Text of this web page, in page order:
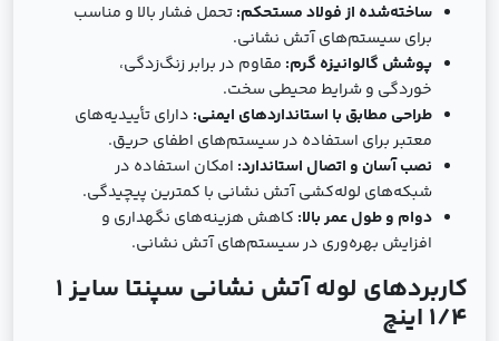
ساخته‌شده از فولاد مستحکم:تحمل فشار بالا و مناسب
برای سیستم‌های آتش نشانی.
پوشش گالوانیزه گرم: مقاوم در برابر زنگ‌زدگی،
خوردگی و شرایط محیطی سخت.
طراحی مطابق با استانداردهای ایمنی: دارای تأییدیه‌های
معتبر برای استفاده در سیستم‌های اطفای حریق.
نصب آسان و اتصال استاندارد: امکان استفاده در
شبکه‌های لوله‌کشی آتش نشانی با کمترین پیچیدگی.
دوام و طول عمر بالا: کاهش هزینه‌های نگهداری و
افزایش بهره‌وری در سیستم‌های آتش نشانی.
کاربردهای لوله آتش نشانی سپنتا سایز 1
1/4 اینچ